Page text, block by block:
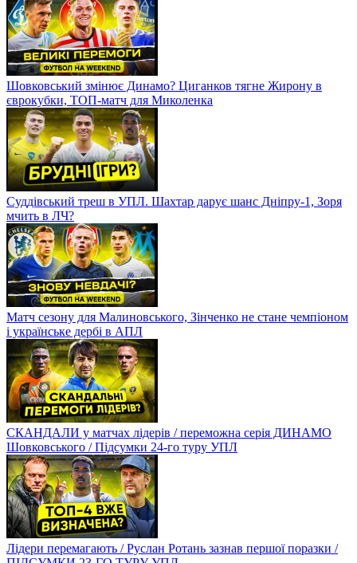
Шовковський змінює Динамо? Циганков тягне Жирону в
єврокубки, ТОП-матч для Миколенка
Суддівський треш в УПЛ. Шахтар дарує шанс Дніпру-1, Зоря
мчить в ЛЧ?
Матч сезону для Малиновського, Зінченко не стане чемпіоном
і українське дербі в АПЛ
СКАНДАЛИ у матчах лідерів / переможна серія ДИНАМО
Шовковського / Підсумки 24-го туру УПЛ
Лідери перемагають / Руслан Ротань зазнав першої поразки /